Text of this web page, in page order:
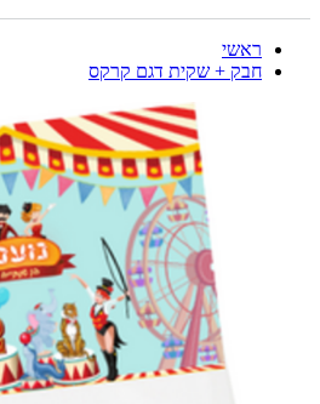
ראשי
חבק + שקית דגם קרקס